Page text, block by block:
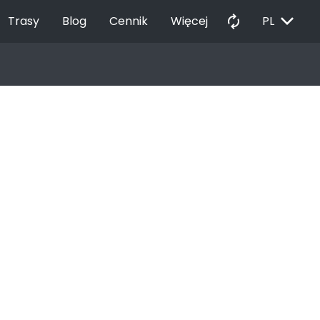
Trasy Blog Cennik Więcej autorenew PL EXPAND_MORE